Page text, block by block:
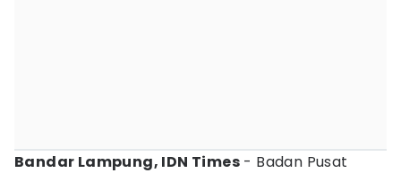
Bandar Lampung, IDN Times - Badan Pusat